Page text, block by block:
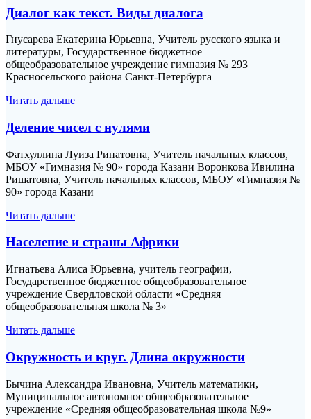
Диалог как текст. Виды диалога
Гнусарева Екатерина Юрьевна, Учитель русского языка и
литературы, Государственное бюджетное
общеобразовательное учреждение гимназия № 293
Красносельского района Санкт-Петербурга
Читать дальше
Деление чисел с нулями
Фатхуллина Луиза Ринатовна, Учитель начальных классов,
МБОУ «Гимназия № 90» города Казани Воронкова Ивилина
Ришатовна, Учитель начальных классов, МБОУ «Гимназия №
90» города Казани
Читать дальше
Население и страны Африки
Игнатьева Алиса Юрьевна, учитель географии,
Государственное бюджетное общеобразовательное
учреждение Свердловской области «Средняя
общеобразовательная школа № 3»
Читать дальше
Окружность и круг. Длина окружности
Бычина Александра Ивановна, Учитель математики,
Муниципальное автономное общеобразовательное
учреждение «Средняя общеобразовательная школа №9»